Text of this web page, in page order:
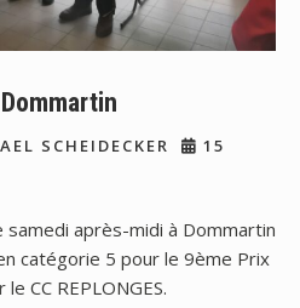
SCHEIDECKER
15
samedi après-midi à Dommartin
catégorie 5 pour le 9ème Prix
CC REPLONGES.